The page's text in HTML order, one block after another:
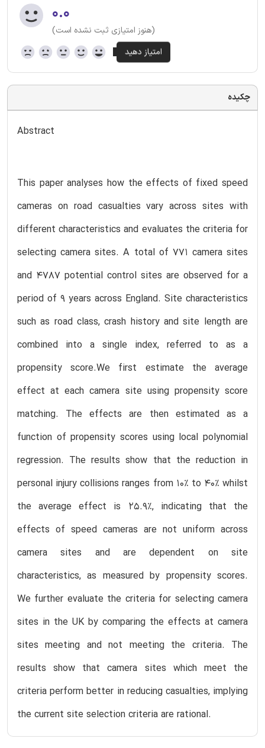
۰.۰
(هنوز امتیازی ثبت نشده است)
چکیده
Abstract
This paper analyses how the effects of fixed speed
cameras on road casualties vary across sites with
different characteristics and evaluates the criteria for
selecting camera sites. A total of 771 camera sites
and 4787 potential control sites are observed for a
period of 9 years across England. Site characteristics
such as road class, crash history and site length are
combined into a single index, referred to as a
propensity score.We first estimate the average
effect at each camera site using propensity score
matching. The effects are then estimated as a
function of propensity scores using local polynomial
regression. The results show that the reduction in
personal injury collisions ranges from 10% to 40% whilst
the average effect is 25.9%, indicating that the
effects of speed cameras are not uniform across
camera sites and are dependent on site
characteristics, as measured by propensity scores.
We further evaluate the criteria for selecting camera
sites in the UK by comparing the effects at camera
sites meeting and not meeting the criteria. The
results show that camera sites which meet the
criteria perform better in reducing casualties, implying
the current site selection criteria are rational.